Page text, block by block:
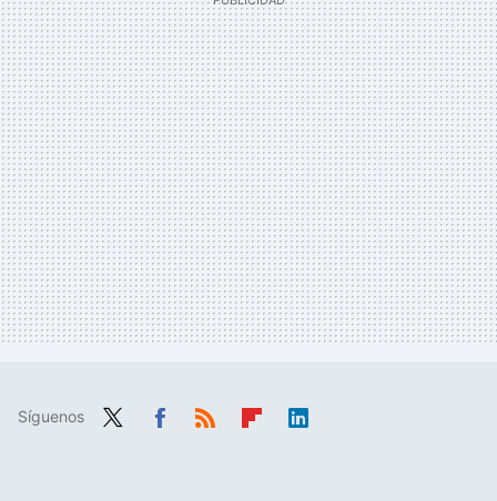
Síguenos